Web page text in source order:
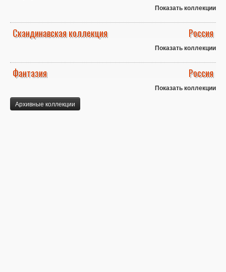
Показать коллекции
Скандинавская коллекция Россия
Показать коллекции
Фантазия Россия
Показать коллекции
Архивные коллекции